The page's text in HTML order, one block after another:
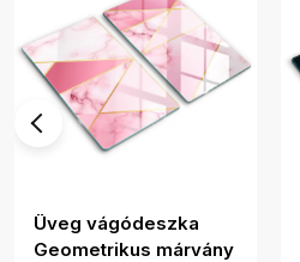
Üveg vágódeszka
Geometrikus márvány